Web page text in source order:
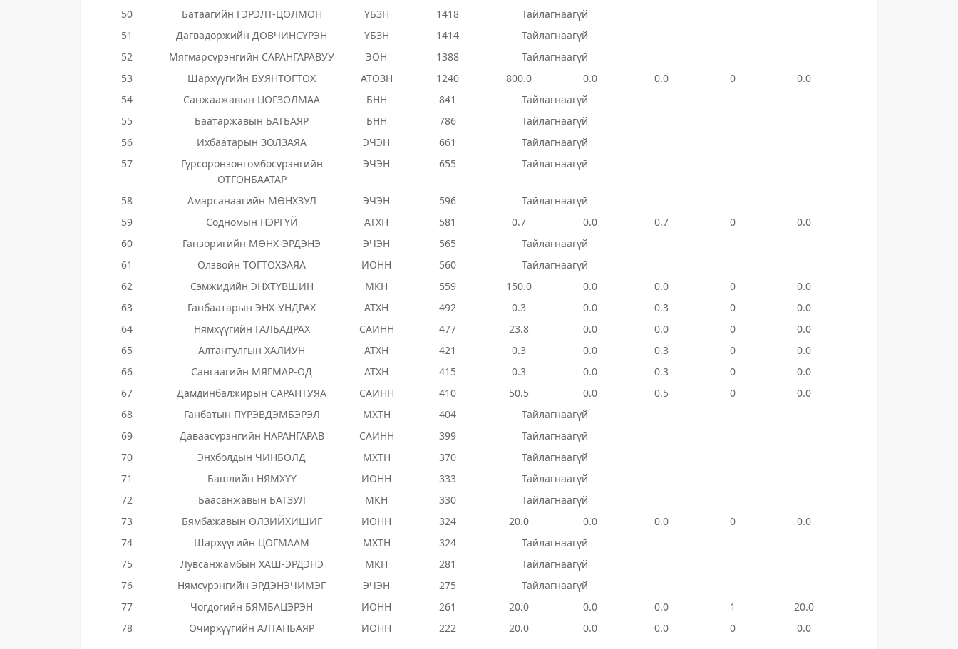
50
Батаагийн ГЭРЭЛТ-ЦОЛМОН ҮБЗН 1418
Тайлагнаагүй
51
Дагвадоржийн ДОВЧИНСҮРЭН ҮБЗН 1414
Тайлагнаагүй
52
Мягмарсүрэнгийн САРАНГАРАВУУ ЭОН 1388
Тайлагнаагүй
53
Шархүүгийн БУЯНТОГТОХ АТОЗН 1240 800.0 0.0 0.0 0 0.0
54
Санжаажавын ЦОГЗОЛМАА БНН 841
Тайлагнаагүй
55
Баатаржавын БАТБАЯР БНН 786
Тайлагнаагүй
56
Ихбаатарын ЗОЛЗАЯА ЭЧЭН 661
Тайлагнаагүй
57
Гүрсоронзонгомбосүрэнгийн
ОТГОНБААТАР
ЭЧЭН 655 Тайлагнаагүй
58 Амарсанаагийн МӨНХЗУЛ ЭЧЭН 596
Тайлагнаагүй
59
Содномын НЭРГҮЙ АТХН 581 0.7 0.0 0.7 0 0.0
60
Ганзоригийн МӨНХ-ЭРДЭНЭ ЭЧЭН 565
Тайлагнаагүй
61
Олзвойн ТОГТОХЗАЯА ИОНН 560
Тайлагнаагүй
62
Сэмжидийн ЭНХТҮВШИН МКН 559 150.0 0.0 0.0 0 0.0
63
Ганбаатарын ЭНХ-УНДРАХ АТХН 492 0.3 0.0 0.3 0 0.0
64
Нямхүүгийн ГАЛБАДРАХ САИНН 477 23.8 0.0 0.0 0 0.0
65
Алтантулгын ХАЛИУН АТХН 421 0.3 0.0 0.3 0 0.0
66
Сангаагийн МЯГМАР-ОД АТХН 415 0.3 0.0 0.3 0 0.0
67
Дамдинбалжирын САРАНТУЯА САИНН 410 50.5 0.0 0.5 0 0.0
68
Ганбатын ПҮРЭВДЭМБЭРЭЛ МХТН 404
Тайлагнаагүй
69
Даваасүрэнгийн НАРАНГАРАВ САИНН 399
Тайлагнаагүй
70
Энхболдын ЧИНБОЛД МХТН 370
Тайлагнаагүй
71
Башлийн НЯМХҮҮ ИОНН 333
Тайлагнаагүй
72
Баасанжавын БАТЗУЛ МКН 330
Тайлагнаагүй
73
Бямбажавын ӨЛЗИЙХИШИГ ИОНН 324 20.0 0.0 0.0 0 0.0
74
Шархүүгийн ЦОГМААМ МХТН 324
Тайлагнаагүй
75
Лувсанжамбын ХАШ-ЭРДЭНЭ МКН 281
Тайлагнаагүй
76
Нямсүрэнгийн ЭРДЭНЭЧИМЭГ ЭЧЭН 275
Тайлагнаагүй
77
Чогдогийн БЯМБАЦЭРЭН ИОНН 261 20.0 0.0 0.0 1 20.0
78
Очирхүүгийн АЛТАНБАЯР ИОНН 222 20.0 0.0 0.0 0 0.0